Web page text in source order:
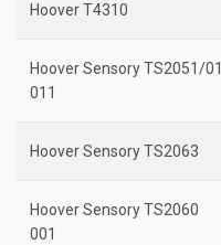
Hoover T4310
Hoover Sensory TS2051/01
011
Hoover Sensory TS2063
Hoover Sensory TS2060
001